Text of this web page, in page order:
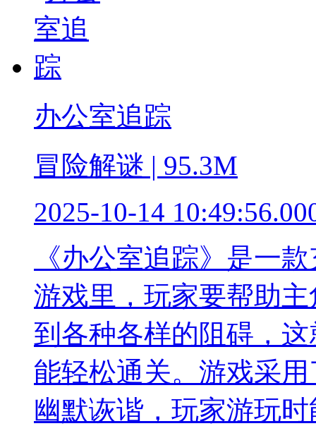
办公室追踪
冒险解谜 | 95.3M
2025-10-14
《办公室追踪》是一
游戏里，玩家要帮助
到各种各样的阻碍，
能轻松通关。游戏采
幽默诙谐，玩家游玩